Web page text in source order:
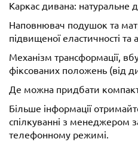
Каркас дивана: натуральне
Наповнювач подушок та
підвищеної еластичності
Механізм трансформації,
фіксованих положень (від
Де можна придбати
Більше інформації
спілкуванні з менеджером
телефонному режимі.